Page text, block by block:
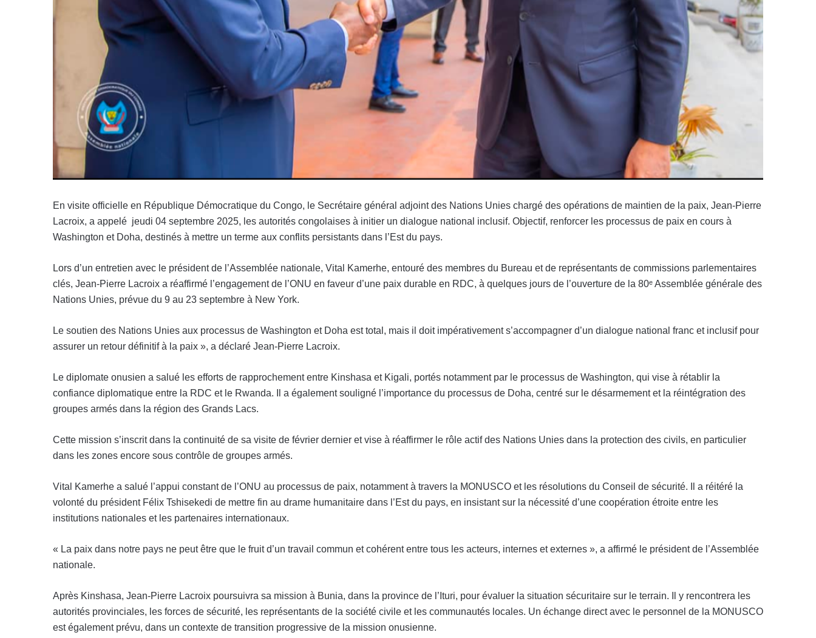
En visite officielle en République Démocratique du Congo, le Secrétaire général adjoint des Nations Unies chargé des opérations de maintien de la paix, Jean-Pierre
Lacroix, a appelé jeudi 04 septembre 2025, les autorités congolaises à initier un dialogue national inclusif. Objectif, renforcer les processus de paix en cours à
Washington et Doha, destinés à mettre un terme aux conflits persistants dans l’Est du pays.
Lors d’un entretien avec le président de l’Assemblée nationale, Vital Kamerhe, entouré des membres du Bureau et de représentants de commissions parlementaires
clés, Jean-Pierre Lacroix a réaffirmé l’engagement de l’ONU en faveur d’une paix durable en RDC, à quelques jours de l’ouverture de la 80ᵉ Assemblée générale des
Nations Unies, prévue du 9 au 23 septembre à New York.
Le soutien des Nations Unies aux processus de Washington et Doha est total, mais il doit impérativement s’accompagner d’un dialogue national franc et inclusif pour
assurer un retour définitif à la paix », a déclaré Jean-Pierre Lacroix.
Le diplomate onusien a salué les efforts de rapprochement entre Kinshasa et Kigali, portés notamment par le processus de Washington, qui vise à rétablir la
confiance diplomatique entre la RDC et le Rwanda. Il a également souligné l’importance du processus de Doha, centré sur le désarmement et la réintégration des
groupes armés dans la région des Grands Lacs.
Cette mission s’inscrit dans la continuité de sa visite de février dernier et vise à réaffirmer le rôle actif des Nations Unies dans la protection des civils, en particulier
dans les zones encore sous contrôle de groupes armés.
Vital Kamerhe a salué l’appui constant de l’ONU au processus de paix, notamment à travers la MONUSCO et les résolutions du Conseil de sécurité. Il a réitéré la
volonté du président Félix Tshisekedi de mettre fin au drame humanitaire dans l’Est du pays, en insistant sur la nécessité d’une coopération étroite entre les
institutions nationales et les partenaires internationaux.
« La paix dans notre pays ne peut être que le fruit d’un travail commun et cohérent entre tous les acteurs, internes et externes », a affirmé le président de l’Assemblée
nationale.
Après Kinshasa, Jean-Pierre Lacroix poursuivra sa mission à Bunia, dans la province de l’Ituri, pour évaluer la situation sécuritaire sur le terrain. Il y rencontrera les
autorités provinciales, les forces de sécurité, les représentants de la société civile et les communautés locales. Un échange direct avec le personnel de la MONUSCO
est également prévu, dans un contexte de transition progressive de la mission onusienne.